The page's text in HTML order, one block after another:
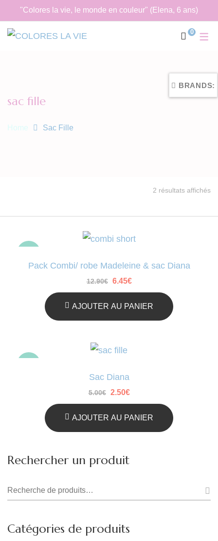
"Colores la vie, le monde en couleur" (Elena, 6 ans)
0
sac fille
Home Sac Fille
2 résultats affichés
Pack Combi/ robe Madeleine & sac Diana
12.90€ Le
était :
12.90€.
6.45€Le
est :
6.45€.
AJOUTER AU PANIER
Sac Diana
5.00€ Le
était :
5.00€.
2.50€Le
est :
2.50€.
AJOUTER AU PANIER
Rechercher un produit
Recherche
Catégories de produits
BRANDS: